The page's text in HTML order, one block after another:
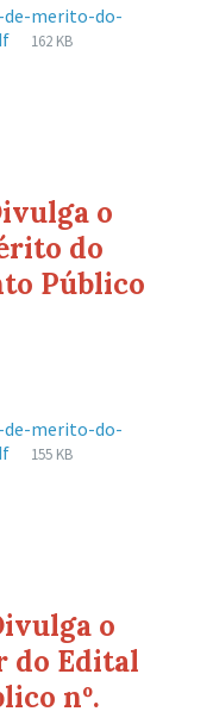
merito-do-
Tamanho
162 KB
o
do
Público
merito-do-
Tamanho
155 KB
o
do Edital
nº.